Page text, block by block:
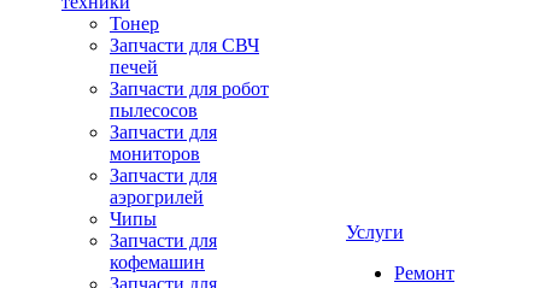
Тонер
Запчасти для СВЧ
печей
Запчасти для робот
пылесосов
Запчасти для
мониторов
Запчасти для
аэрогрилей
Чипы
Запчасти для
кофемашин
Запчасти для
Услуги
Ремонт